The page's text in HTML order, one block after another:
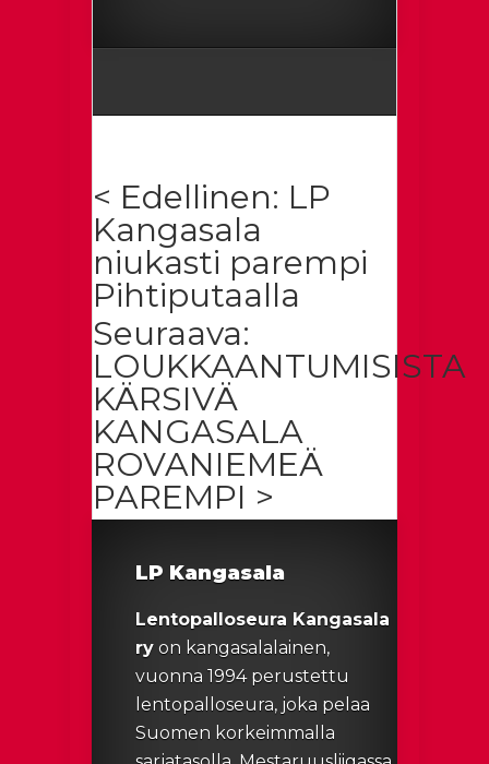
< Edellinen: LP
Kangasala
niukasti parempi
Pihtiputaalla
Seuraava:
LOUKKAANTUMISISTA
KÄRSIVÄ
KANGASALA
ROVANIEMEÄ
PAREMPI >
LP Kangasala
Lentopalloseura Kangasala
ry on kangasalalainen,
vuonna 1994 perustettu
lentopalloseura, joka pelaa
Suomen korkeimmalla